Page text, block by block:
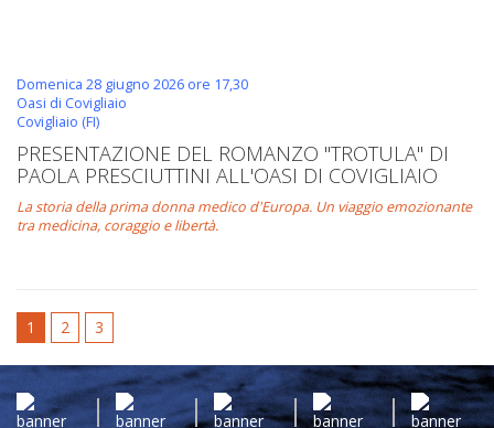
Domenica 28 giugno 2026 ore 17,30
Oasi di Covigliaio
Covigliaio (FI)
PRESENTAZIONE DEL ROMANZO "TROTULA" DI
PAOLA PRESCIUTTINI ALL'OASI DI COVIGLIAIO
La storia della prima donna medico d'Europa. Un viaggio emozionante
tra medicina, coraggio e libertà.
1 2 3